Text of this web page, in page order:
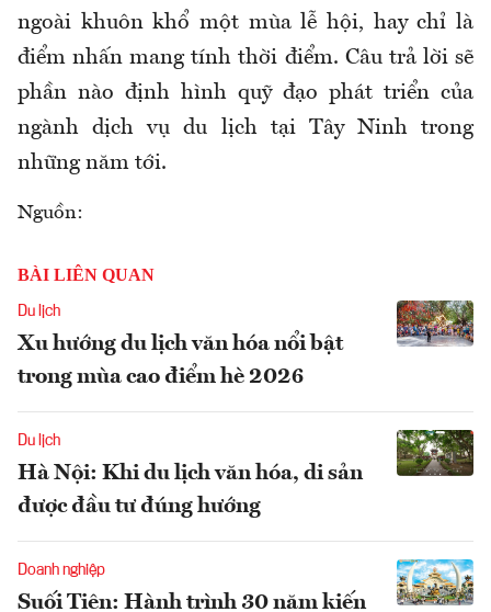
ngoài khuôn khổ một mùa lễ hội, hay chỉ là
điểm nhấn mang tính thời điểm. Câu trả lời sẽ
phần nào định hình quỹ đạo phát triển của
ngành dịch vụ du lịch tại Tây Ninh trong
những năm tới.
Nguồn:
BÀI LIÊN QUAN
Du lịch
Xu hướng du lịch văn hóa nổi bật
trong mùa cao điểm hè 2026
Du lịch
Hà Nội: Khi du lịch văn hóa, di sản
được đầu tư đúng hướng
Doanh nghiệp
Suối Tiên: Hành trình 30 năm kiến